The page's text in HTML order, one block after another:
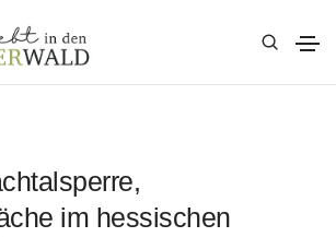
im hessischen